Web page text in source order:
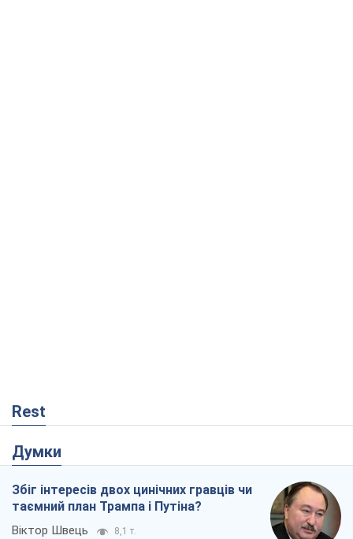
Rest
Думки
Збіг інтересів двох цинічних гравців чи
таємний план Трампа і Путіна?
Віктор Швець 8,1 т.